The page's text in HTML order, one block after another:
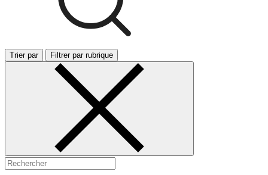
Trier par Filtrer par rubrique